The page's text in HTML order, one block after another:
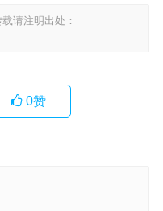
请注明出处：
0赞